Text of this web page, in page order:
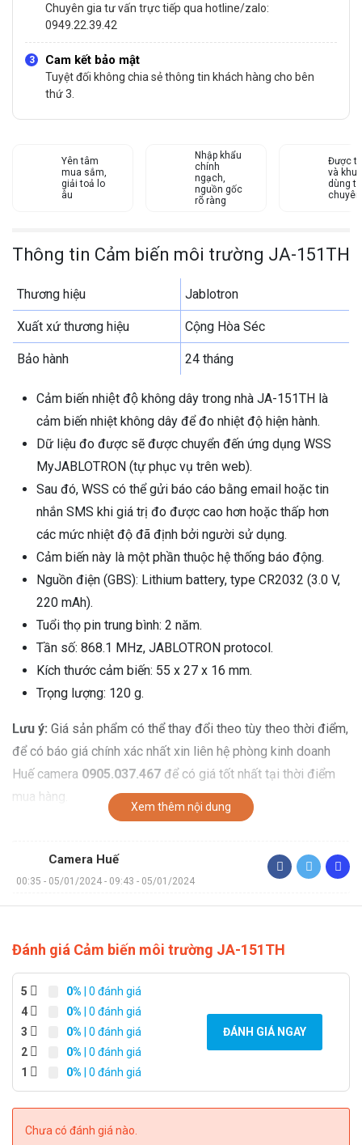
Chuyên gia tư vấn trực tiếp qua hotline/zalo:
0949.22.39.42
Cam kết bảo mật
Tuyệt đối không chia sẻ thông tin khách hàng cho bên
thứ 3.
Yên tâm
mua sắm,
giải toả lo
âu
Nhập khẩu
chính
ngạch,
nguồn gốc
rõ ràng
Được
và
dùng từ
Thông tin Cảm biến môi trường JA-151TH
Thương hiệu Jablotron
Xuất xứ thương hiệu Cộng Hòa Séc
Bảo hành 24 tháng
Cảm biến nhiệt độ không dây trong nhà JA-151TH là
cảm biến nhiệt không dây để đo nhiệt độ hiện hành.
Dữ liệu đo được sẽ được chuyển đến ứng dụng WSS
MyJABLOTRON (tự phục vụ trên web).
Sau đó, WSS có thể gửi báo cáo bằng email hoặc tin
nhắn SMS khi giá trị đo được cao hơn hoặc thấp hơn
các mức nhiệt độ đã định bởi người sử dụng.
Cảm biến này là một phần thuộc hệ thống báo động.
Nguồn điện (GBS): Lithium battery, type CR2032 (3.0 V,
220 mAh).
Tuổi thọ pin trung bình: 2 năm.
Tần số: 868.1 MHz, JABLOTRON protocol.
Kích thước cảm biến: 55 x 27 x 16 mm.
Trọng lượng: 120 g.
Lưu ý: Giá sản phẩm có thể thay đổi theo tùy theo thời điểm,
để có báo giá chính xác nhất xin liên hệ phòng kinh doanh
Huế camera 0905.037.467 để có giá tốt nhất tại thời điểm
mua hàng.
Xem thêm nội dung
Camera Huế
00:35 - 05/01/2024 - 09:43 - 05/01/2024
Đánh giá Cảm biến môi trường JA-151TH
5 0% | 0 đánh giá
4
0% | 0 đánh giá
3
0% | 0 đánh giá
2
0% | 0 đánh giá
1
0% | 0 đánh giá
ĐÁNH GIÁ NGAY
Chưa có đánh giá nào.